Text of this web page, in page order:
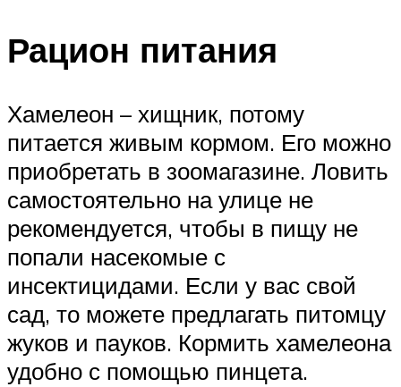
Рацион питания
Хамелеон – хищник, потому
питается живым кормом. Его можно
приобретать в зоомагазине. Ловить
самостоятельно на улице не
рекомендуется, чтобы в пищу не
попали насекомые с
инсектицидами. Если у вас свой
сад, то можете предлагать питомцу
жуков и пауков. Кормить хамелеона
удобно с помощью пинцета.